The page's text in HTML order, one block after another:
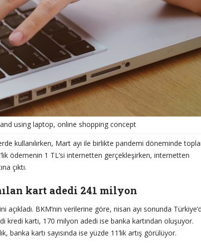
using laptop, online shopping concept
kullanılırken, Mart ayı ile birlikte pandemi döneminde
ödemenin 1 TL’si internetten gerçekleşirken, internetten
çıktı.
kart adedi 241 milyon
açıkladı. BKM’nin verilerine göre, nisan ayı sonunda
kartı, 170 milyon adedi ise banka kartından oluşuyor.
banka kartı sayısında ise yüzde 11’lik artış görülüyor.